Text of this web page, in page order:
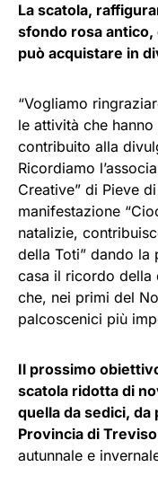
La scatola,
sfondo rosa
può acquistare in
“Vogliamo
le attività che
contribuito alla
Ricordiamo
Creative” di Pieve
manifestazione
natalizie,
della Toti” dando
casa il ricordo della
che, nei primi del
palcoscenici più
Il prossimo
scatola ridotta di
quella da sedici,
Provincia di Treviso
autunnale e